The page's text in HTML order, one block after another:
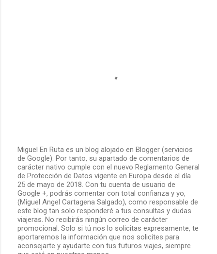
P
u
b
l
i
c
a
r
u
n
c
Miguel En Ruta es un blog alojado en Blogger (servicios
de Google). Por tanto, su apartado de comentarios de
carácter nativo cumple con el nuevo Reglamento General
de Protección de Datos vigente en Europa desde el día
25 de mayo de 2018. Con tu cuenta de usuario de
Google +, podrás comentar con total confianza y yo,
(Miguel Angel Cartagena Salgado), como responsable de
este blog tan solo responderé a tus consultas y dudas
viajeras. No recibirás ningún correo de carácter
promocional. Solo si tú nos lo solicitas expresamente, te
aportaremos la información que nos solicites para
aconsejarte y ayudarte con tus futuros viajes, siempre